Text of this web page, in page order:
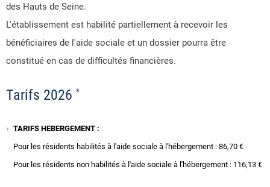
des Hauts de Seine.
L'établissement est habilité partiellement à recevoir les
bénéficiaires de l'aide sociale et un dossier pourra être
constitué en cas de difficultés financières.
Tarifs 2026 *
TARIFS HEBERGEMENT :
Pour les résidents habilités à l'aide sociale à l'hébergement : 86,70 €
Pour les résidents non habilités à l'aide sociale à l'hébergement : 116,13 €